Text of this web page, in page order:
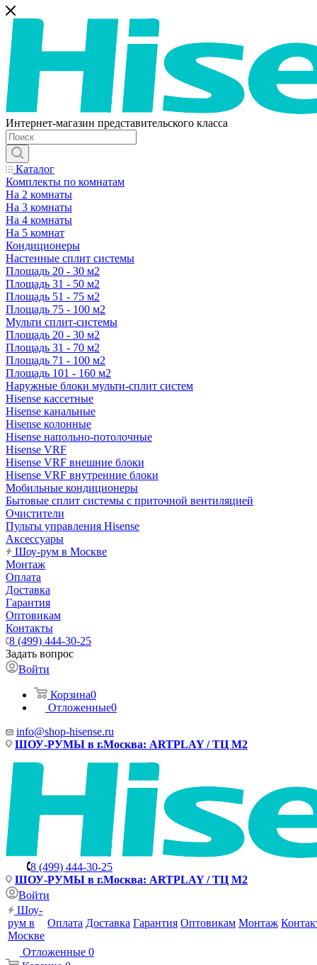
Интернет-магазин представительского класса
Каталог
Комплекты по комнатам
На 2 комнаты
На 3 комнаты
На 4 комнаты
На 5 комнат
Кондиционеры
Настенные сплит системы
Площадь 20 - 30 м2
Площадь 31 - 50 м2
Площадь 51 - 75 м2
Площадь 75 - 100 м2
Мульти сплит-системы
Площадь 20 - 30 м2
Площадь 31 - 70 м2
Площадь 71 - 100 м2
Площадь 101 - 160 м2
Наружные блоки мульти-сплит систем
Hisense кассетные
Hisense канальные
Hisense колонные
Hisense напольно-потолочные
Hisense VRF
Hisense VRF внешние блоки
Hisense VRF внутренние блоки
Мобильные кондиционеры
Бытовые сплит системы с приточной вентиляцией
Очистители
Пульты управления Hisense
Аксессуары
Шоу-рум в Москве
Монтаж
Оплата
Доставка
Гарантия
Оптовикам
Контакты
8 (499) 444-30-25
Задать вопрос
Войти
Корзина0
Отложенные0
info@shop-hisense.ru
ШОУ-РУМЫ в г.Москва: ARTPLAY / ТЦ М2
8 (499) 444-30-25
ШОУ-РУМЫ в г.Москва: ARTPLAY / ТЦ М2
Войти
Шоу-
рум в
Москве
Оплата Доставка Гарантия Оптовикам Монтаж
Отложенные 0